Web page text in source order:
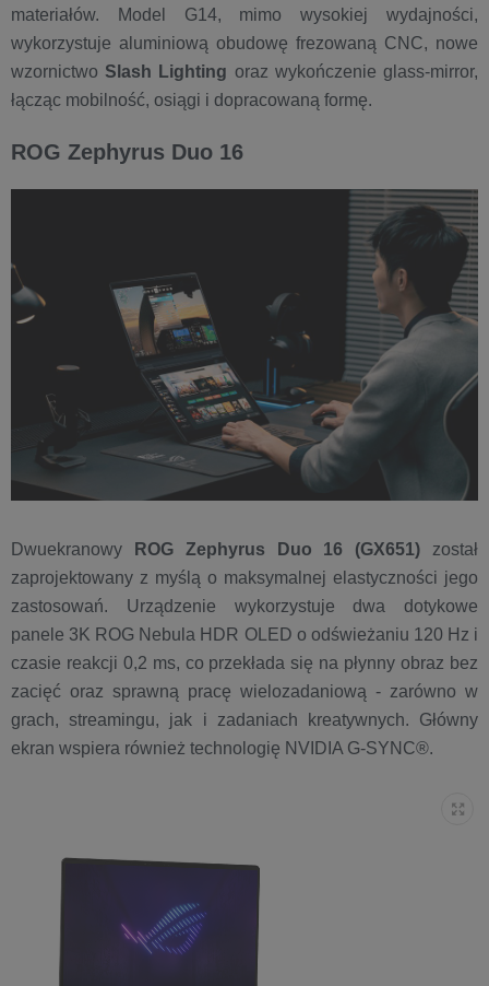
materiałów. Model G14, mimo wysokiej wydajności,
wykorzystuje aluminiową obudowę frezowaną CNC, nowe
wzornictwo Slash Lighting oraz wykończenie glass-mirror,
łącząc mobilność, osiągi i dopracowaną formę.
ROG Zephyrus Duo 16
Dwuekranowy ROG Zephyrus Duo 16 (GX651) został
zaprojektowany z myślą o maksymalnej elastyczności jego
zastosowań. Urządzenie wykorzystuje dwa dotykowe
panele 3K ROG Nebula HDR OLED o odświeżaniu 120 Hz i
czasie reakcji 0,2 ms, co przekłada się na płynny obraz bez
zacięć oraz sprawną pracę wielozadaniową - zarówno w
grach, streamingu, jak i zadaniach kreatywnych. Główny
ekran wspiera również technologię NVIDIA G-SYNC®.